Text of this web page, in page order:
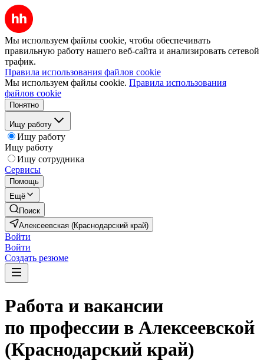
Мы используем файлы cookie, чтобы обеспечивать
правильную работу нашего веб-сайта и анализировать сетевой
трафик.
Правила использования файлов cookie
Мы используем файлы cookie. Правила использования
файлов cookie
Понятно
Ищу работу
Ищу работу
Ищу работу
Ищу сотрудника
Сервисы
Помощь
Ещё
Поиск
Алексеевская (Краснодарский край)
Войти
Войти
Создать резюме
Работа и вакансии
по профессии в Алексеевской
(Краснодарский край)